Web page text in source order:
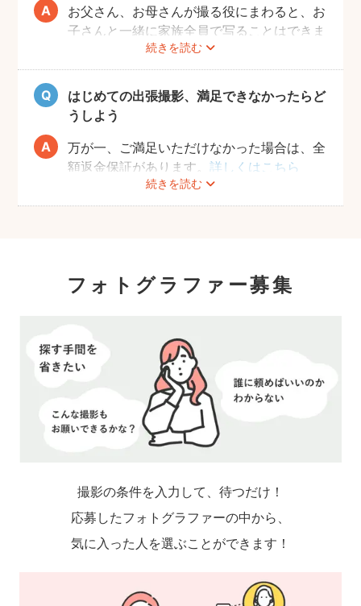
続きを読む
お父さん、お母さんが撮る役にまわると、お
子さんと一緒に家族全員で写ることはできま
せんし、プロの機材や構図ならではのクオリ
ティもあります。
10年後、20年後に見返して、撮ってよかっ
たと思っていただける写真をお届けします。
はじめての出張撮影、満足できなかったらど
うしよう
続きを読む
万が一、ご満足いただけなかった場合は、全
額返金保証があります。詳しくはこちら
フォトグラファー募集
撮影の条件を入力して、待つだけ！
応募したフォトグラファーの中から、
気に入った人を選ぶことができます！